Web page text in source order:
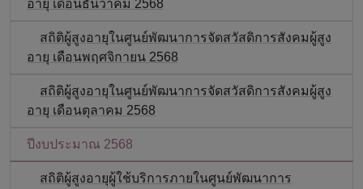
อายุ เดือนธันวาคม 2568
สถิติผู้สูงอายุในศูนย์พัฒนาการจัดสวัสดิการสังคมผู้สูง
อายุ เดือนพฤศจิกายน 2568
สถิติผู้สูงอายุในศูนย์พัฒนาการจัดสวัสดิการสังคมผู้สูง
อายุ เดือนตุลาคม 2568
ปีงบประมาณ 2568
สถิติผู้สูงอายุผู้ใช้บริการภายในศูนย์พัฒนาการ